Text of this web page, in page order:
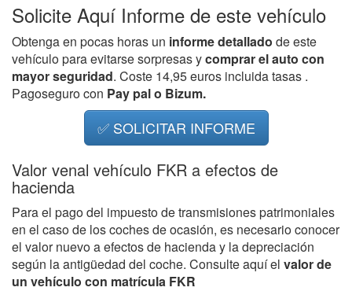
Solicite Aquí Informe de este vehículo
Obtenga en pocas horas un informe detallado de este
vehículo para evitarse sorpresas ycomprar el auto con
mayor seguridad. Coste 14,95 euros incluida tasas .
Pagoseguro con Pay pal o Bizum.
✅ SOLICITAR INFORME
Valor venal vehículo FKR a efectos de
hacienda
Para el pago del impuesto de transmisiones patrimoniales
en el caso de los coches de ocasión, es necesario conocer
el valor nuevo a efectos de hacienda y la depreciación
según la antigüedad del coche. Consulte aquí el valor de
un vehículo con matrícula FKR